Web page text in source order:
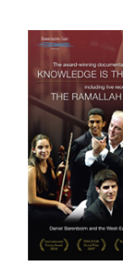
PLAYS &
DEBUSSY